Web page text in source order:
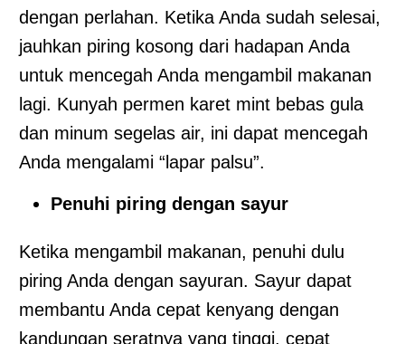
dengan perlahan. Ketika Anda sudah selesai,
jauhkan piring kosong dari hadapan Anda
untuk mencegah Anda mengambil makanan
lagi. Kunyah permen karet mint bebas gula
dan minum segelas air, ini dapat mencegah
Anda mengalami “lapar palsu”.
Penuhi piring dengan sayur
Ketika mengambil makanan, penuhi dulu
piring Anda dengan sayuran. Sayur dapat
membantu Anda cepat kenyang dengan
kandungan seratnya yang tinggi, cepat